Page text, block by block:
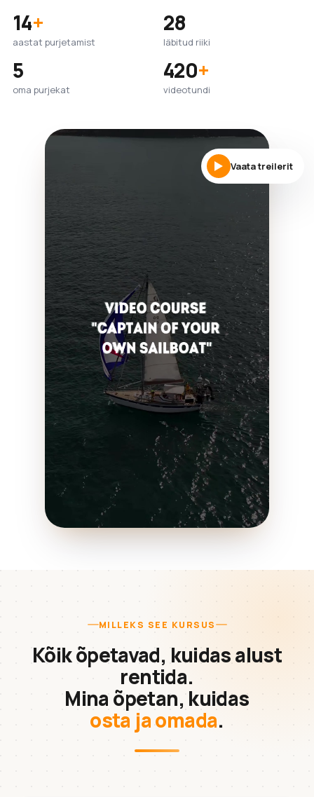
14+
aastat purjetamist
28
läbitud riiki
5
oma purjekat
420+
videotundi
Vaata treilerit
MILLEKS SEE KURSUS
Kõik õpetavad, kuidas alust
rentida.
Mina õpetan, kuidas
osta ja omada.